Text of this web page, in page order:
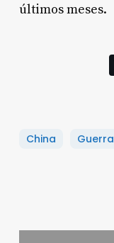
últimos meses.
China Guerra